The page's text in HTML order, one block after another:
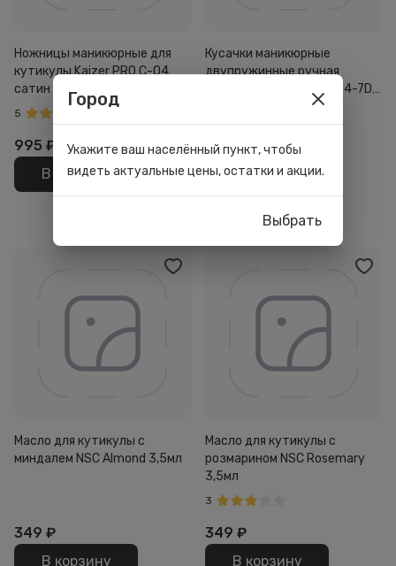
Ножницы маникюрные для
кутикулы Kaizer PRO C-04
сатин хром
5
995 ₽
В корзину
Кусачки маникюрные
двупружинные ручная
заточка Kaizer PRO N-04-7D
1 390₽
В корзину
Масло для кутикулы с
миндалем NSC Almond 3,5мл
349 ₽
В корзину
Масло для кутикулы с
розмарином NSC Rosemary
3,5мл
3
349 ₽
В корзину
Город
Укажите ваш населённый пункт, чтобы
видеть актуальные цены, остатки и акции.
Выбрать